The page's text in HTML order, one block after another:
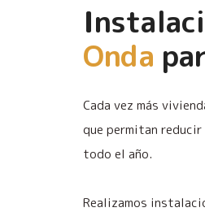
Onda
Cada vez más
que permitan
todo el año.
Realizamos